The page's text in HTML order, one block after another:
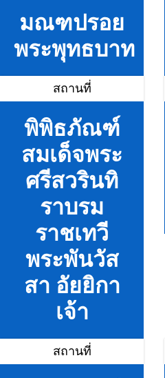
มณฑปรอย
พระพุทธบาท
สถานที่
พิพิธภัณฑ์
สมเด็จพระ
ศรีสวรินทิ
ราบรม
ราชเทวี
พระพันวัส
สา อัยยิกา
เจ้า
สถานที่